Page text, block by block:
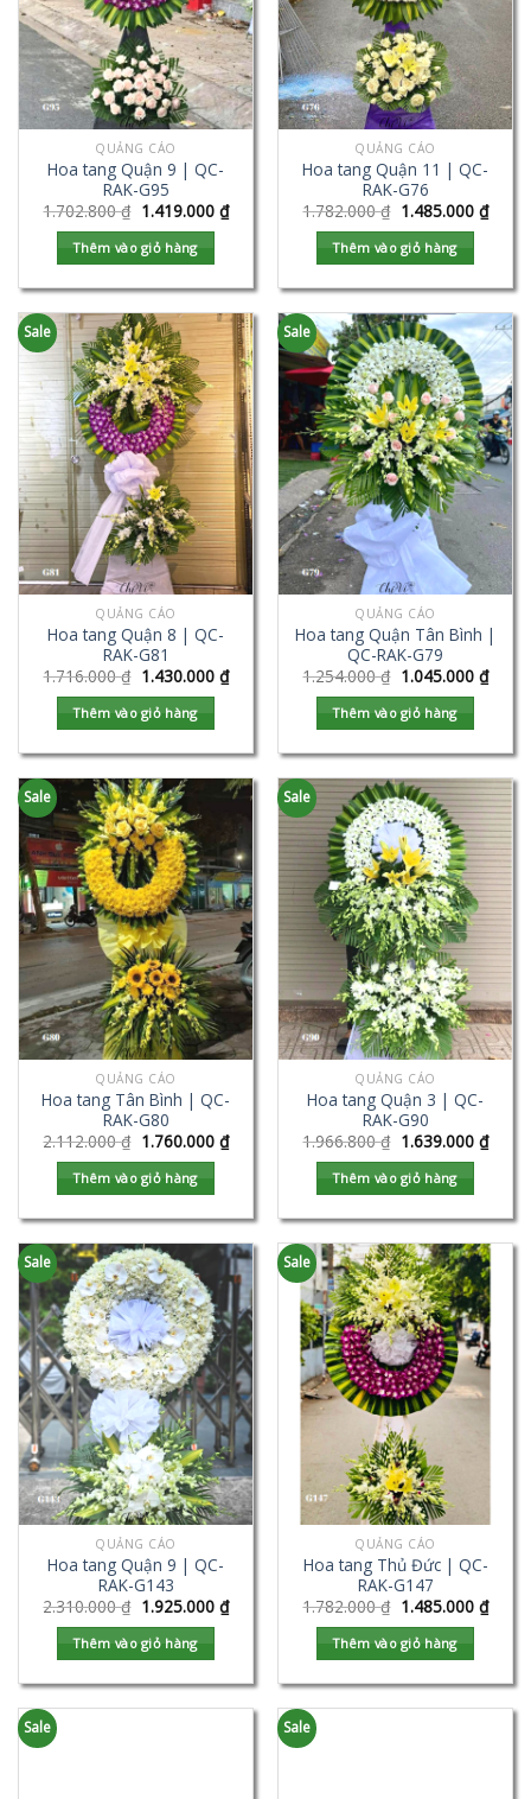
QUẢNG CÁO
Hoa tang Quận 9 | QC-
RAK-G95
1.702.800₫ 1.419.000 ₫
Thêm vào giỏ hàng
QUẢNG CÁO
Hoa tang Quận 11 | QC-
RAK-G76
1.782.000₫ 1.485.000 ₫
Thêm vào giỏ hàng
Sale
QUẢNG CÁO
Hoa tang Quận 8 | QC-
RAK-G81
1.716.000₫ 1.430.000 ₫
Thêm vào giỏ hàng
Sale
QUẢNG CÁO
Hoa tang Quận Tân Bình |
QC-RAK-G79
1.254.000₫ 1.045.000 ₫
Thêm vào giỏ hàng
Sale
QUẢNG CÁO
Hoa tang Tân Bình | QC-
RAK-G80
2.112.000₫ 1.760.000 ₫
Thêm vào giỏ hàng
Sale
QUẢNG CÁO
Hoa tang Quận 3 | QC-
RAK-G90
1.966.800₫ 1.639.000 ₫
Thêm vào giỏ hàng
Sale
QUẢNG CÁO
Hoa tang Quận 9 | QC-
RAK-G143
2.310.000₫ 1.925.000 ₫
Thêm vào giỏ hàng
Sale
QUẢNG CÁO
Hoa tang Thủ Đức | QC-
RAK-G147
1.782.000₫ 1.485.000 ₫
Thêm vào giỏ hàng
Sale Sale